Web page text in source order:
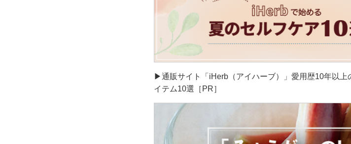
▶通販サイト「iHerb（アイハーブ）」愛用歴10年以
イテム10選［PR］